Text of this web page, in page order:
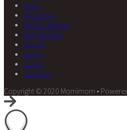
Datos
Embarazo
Moda y Belleza
Entretención
Cocina
Hogar
Libros
Contacto
Copyright © 2020 Momimom •